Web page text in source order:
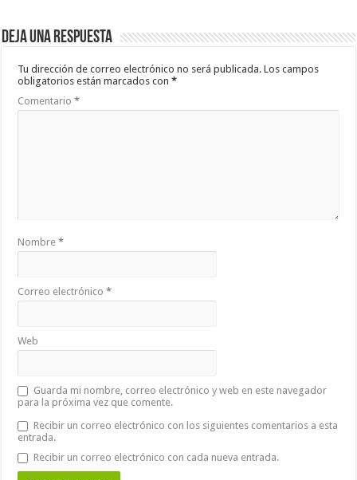
Deja una respuesta
Tu dirección de correo electrónico no será publicada. Los campos
obligatorios están marcados con*
Comentario*
Nombre*
Correo electrónico*
Web
Guarda mi nombre, correo electrónico y web en este navegador
para la próxima vez que comente.
Recibir un correo electrónico con los siguientes comentarios a esta
entrada.
Recibir un correo electrónico con cada nueva entrada.